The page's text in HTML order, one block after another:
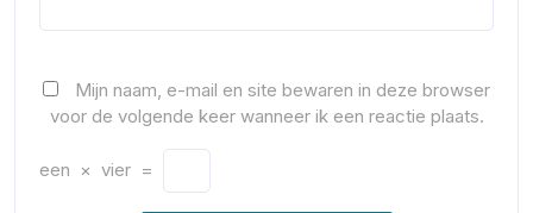
Mijn naam, e-mail en site bewaren in deze browser
voor de volgende keer wanneer ik een reactie plaats.
een × vier =